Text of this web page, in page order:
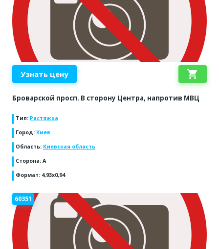
Узнать цену shopping_cart
Броварской просп. В сторону Центра, напротив МВЦ
Тип: Растяжка
Город: Киев
Область: Киевская область
Сторона: A
Формат: 4,93x0,94
60351